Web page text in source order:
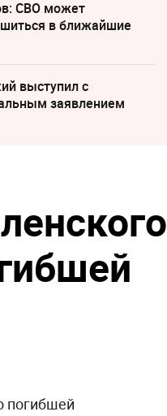
СВО может
в ближайшие
выступил с
заявлением
погибшей